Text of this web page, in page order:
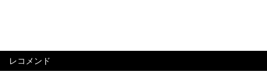
レコメンド